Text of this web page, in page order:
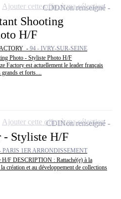
Shooting
H/F
- 94 - IVRY-SUR-SEINE
Photo - Styliste Photo H/F
Factory est actuellement le leader français
grands et forts....
CDDNon renseigné
Ajouter cette offre à ma sélection
- Styliste H/F
PARIS 1ER ARRONDISSEMENT
F DESCRIPTION : Rattaché(e) à la
création et au développement de collections
CDINon renseigné
Ajouter cette offre à ma sélection